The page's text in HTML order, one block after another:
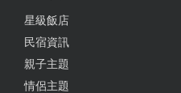
星級飯店
民宿資訊
親子主題
情侶主題